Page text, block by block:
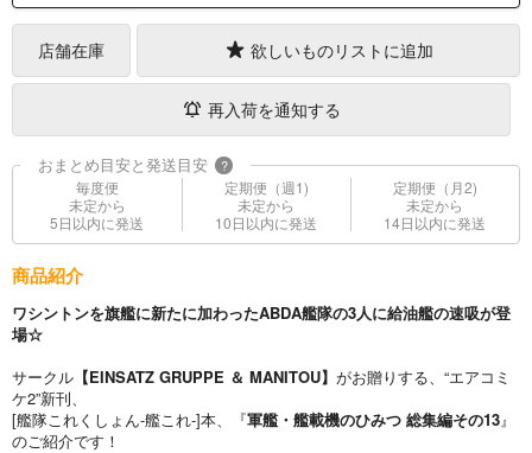
店舗在庫 欲しいものリストに追加
再入荷を通知する
おまとめ目安と発送目安 ?
毎度便
未定から
5日以内に発送
定期便（週1)
未定から
10日以内に発送
定期便（月2)
未定から
14日以内に発送
商品紹介
ワシントンを旗艦に新たに加わったABDA艦隊の3人に給油艦の速吸が登
場☆
サークル 【EINSATZ GRUPPE ＆ MANITOU】 がお贈りする、“エアコミ
ケ2”新刊、
[艦隊これくしょん-艦これ-]本、『軍艦・艦載機のひみつ 総集編その13』
のご紹介です！